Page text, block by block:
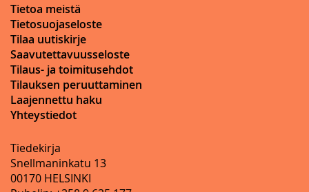
Tietoa meistä
Tietosuojaseloste
Tilaa uutiskirje
Saavutettavuusseloste
Tilaus- ja toimitusehdot
Tilauksen peruuttaminen
Laajennettu haku
Yhteystiedot
Tiedekirja
Snellmaninkatu 13
00170 HELSINKI